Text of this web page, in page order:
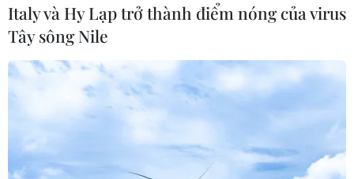
Giáo hoàng Francis lần đầu tiên ban
phước qua máy ghi hình
13/04/2020 01:41
Giáo hoàng Francis đã lần đầu tiên phá vỡ truyền thống
có từ nhiều thế kỷ nay, truyền trực tiếp thánh lễ Phục sinh
Italy và Hy Lạp trở thành điểm nóng của virus
Tây sông Nile